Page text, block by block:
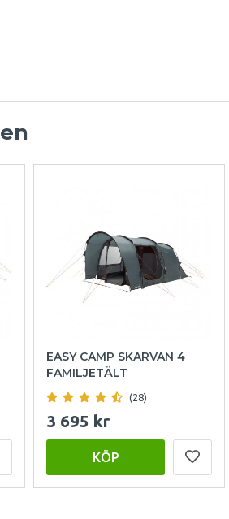
EASY CAMP SKARVAN 4
FAMILJETÄLT
(28)
3 695 kr
KÖP